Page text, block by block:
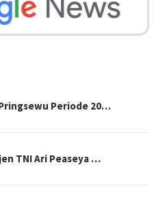
Periode 20…
TNI Ari Peaseya …